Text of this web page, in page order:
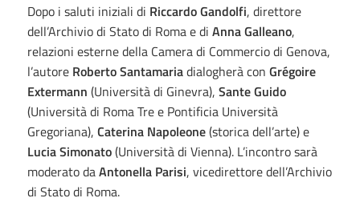
Dopo i saluti iniziali di Riccardo Gandolfi, direttore
dell’Archivio di Stato di Roma e di Anna Galleano,
relazioni esterne della Camera di Commercio di Genova,
l’autoreRoberto Santamariadialogherà con Grégoire
Extermann (Università di Ginevra), Sante Guido
(Università di Roma Tre e Pontificia Università
Gregoriana), Caterina Napoleone(storica dell’arte) e
Lucia Simonato(Università di Vienna). L’incontro sarà
moderato daAntonella Parisi, vicedirettore dell’Archivio
di Stato di Roma.